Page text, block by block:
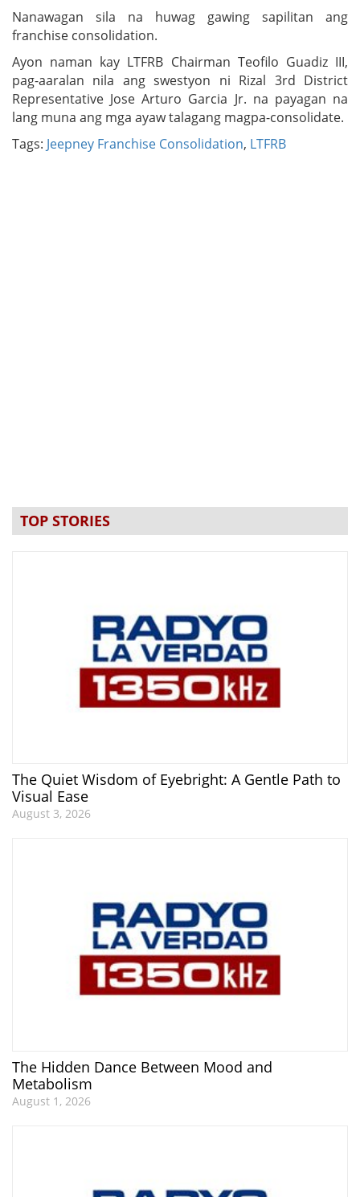
Nanawagan sila na huwag gawing sapilitan ang
franchise consolidation.
Ayon naman kay LTFRB Chairman Teofilo Guadiz III,
pag-aaralan nila ang swestyon ni Rizal 3rd District
Representative Jose Arturo Garcia Jr. na payagan na
lang muna ang mga ayaw talagang magpa-consolidate.
Tags: Jeepney Franchise Consolidation, LTFRB
TOP STORIES
The Quiet Wisdom of Eyebright: A Gentle Path to
Visual Ease
August 3, 2026
The Hidden Dance Between Mood and
Metabolism
August 1, 2026